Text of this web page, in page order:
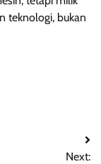
teknologi, bukan
Next: